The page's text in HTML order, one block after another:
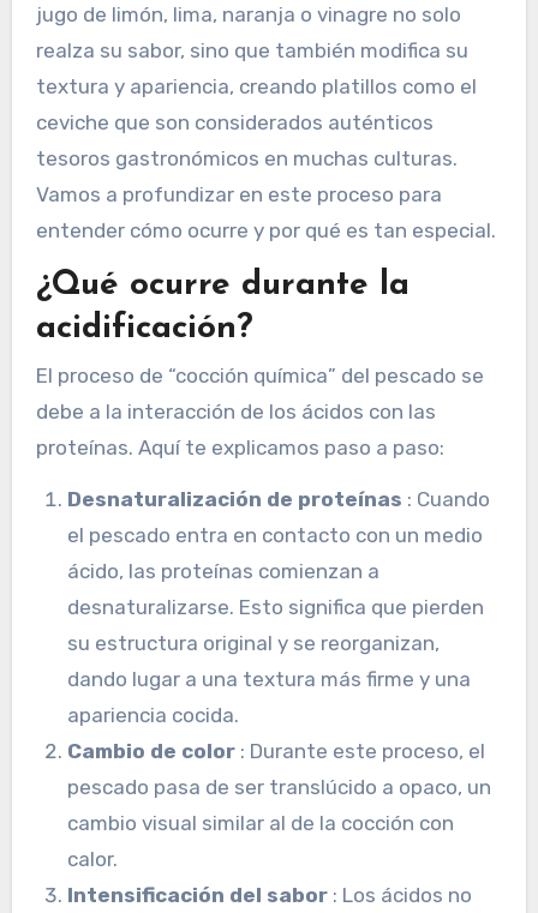
jugo de limón, lima, naranja o vinagre no solo
realza su sabor, sino que también modifica su
textura y apariencia, creando platillos como el
ceviche que son considerados auténticos
tesoros gastronómicos en muchas culturas.
Vamos a profundizar en este proceso para
entender cómo ocurre y por qué es tan especial.
¿Qué ocurre durante la
acidificación?
El proceso de “cocción química” del pescado se
debe a la interacción de los ácidos con las
proteínas. Aquí te explicamos paso a paso:
Desnaturalización de proteínas : Cuando
el pescado entra en contacto con un medio
ácido, las proteínas comienzan a
desnaturalizarse. Esto significa que pierden
su estructura original y se reorganizan,
dando lugar a una textura más firme y una
apariencia cocida.
Cambio de color: Durante este proceso, el
pescado pasa de ser translúcido a opaco, un
cambio visual similar al de la cocción con
calor.
Intensificación del sabor: Los ácidos no